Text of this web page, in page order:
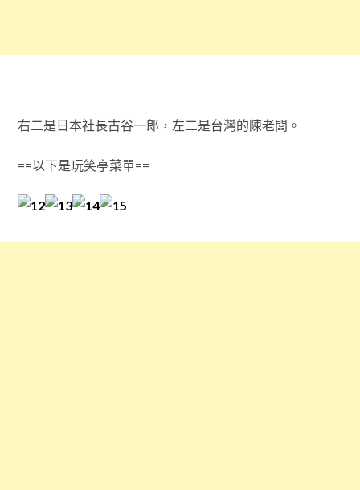
右二是日本社長古谷一郎，左二是台灣的陳老闆。
==以下是玩笑亭菜單==